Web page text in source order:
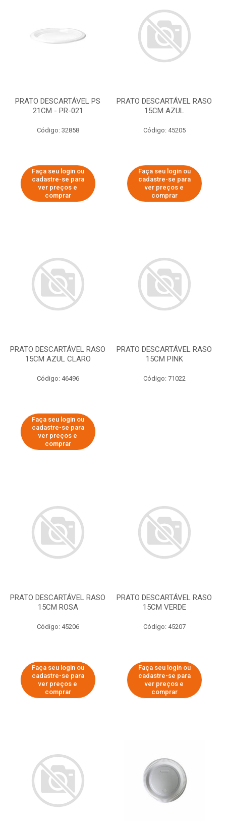
PRATO DESCARTÁVEL PS
21CM - PR-021
Código: 32858
Faça seu login ou
cadastre-se para
ver preços e
comprar
PRATO DESCARTÁVEL RASO
15CM AZUL
Código: 45205
Faça seu login ou
cadastre-se para
ver preços e
comprar
PRATO DESCARTÁVEL RASO
15CM AZUL CLARO
Código: 46496
Faça seu login ou
cadastre-se para
ver preços e
comprar
PRATO DESCARTÁVEL RASO
15CM PINK
Código: 71022
PRATO DESCARTÁVEL RASO
15CM ROSA
Código: 45206
Faça seu login ou
cadastre-se para
ver preços e
comprar
PRATO DESCARTÁVEL RASO
15CM VERDE
Código: 45207
Faça seu login ou
cadastre-se para
ver preços e
comprar